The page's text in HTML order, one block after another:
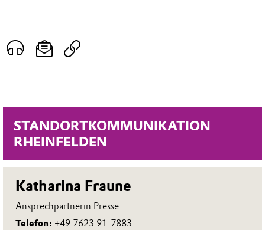
STANDORTKOMMUNIKATION
RHEINFELDEN
Katharina Fraune
Ansprechpartnerin Presse
Telefon: +49 7623 91-7883